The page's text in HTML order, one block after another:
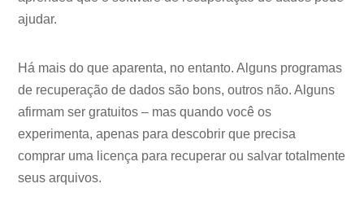
ajudar.
Há mais do que aparenta, no entanto. Alguns programas
de recuperação de dados são bons, outros não. Alguns
afirmam ser gratuitos – mas quando você os
experimenta, apenas para descobrir que precisa
comprar uma licença para recuperar ou salvar totalmente
seus arquivos.